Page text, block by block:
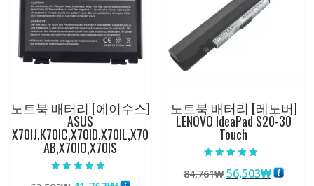
노트북 배터리 [에이수스]
ASUS
X70IJ,K70IC,X70ID,X70IL,X70
AB,X70IO,X70IS
노트북 배터리 [레노버]
LENOVO IdeaPad S20-30
Touch
5.00
로 평가됨
84,761₩ 원
56,503₩현